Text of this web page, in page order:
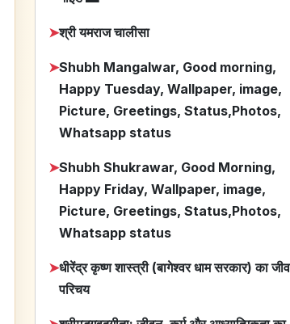
➤श्री यमराज चालीसा
➤Shubh Mangalwar, Good morning,
Happy Tuesday, Wallpaper, image,
Picture, Greetings, Status,Photos,
Whatsapp status
➤Shubh Shukrawar, Good Morning,
Happy Friday, Wallpaper, image,
Picture, Greetings, Status,Photos,
Whatsapp status
➤धीरेंद्र कृष्ण शास्त्री (बागेश्वर धाम सरकार) का
परिचय